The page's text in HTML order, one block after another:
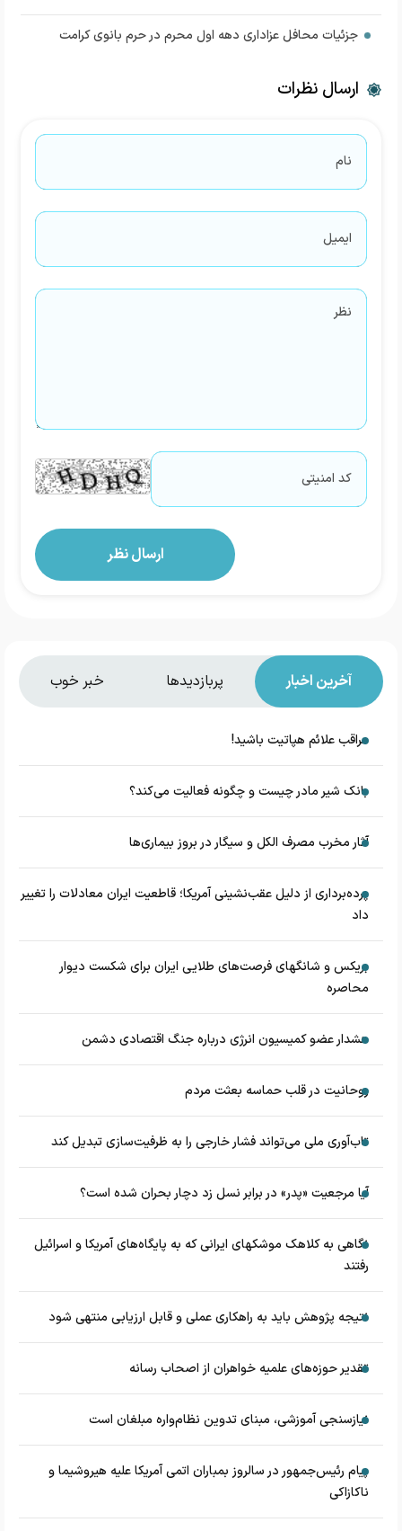
جزئیات محافل عزاداری دهه اول محرم در حرم بانوی کرامت
ارسال نظرات
آخرین اخبار پربازدیدها خبر خوب
مراقب علائم هپاتیت باشید!
بانک شیر مادر چیست و چگونه فعالیت می‌کند؟
آثار مخرب مصرف الکل و سیگار در بروز بیماری‌ها
پرده‌برداری از دلیل عقب‌نشینی آمریکا؛ قاطعیت ایران معادلات را تغییر
داد
بریکس و شانگهای فرصت‌های طلایی ایران برای شکست دیوار
محاصره
هشدار عضو کمیسیون انرژی درباره جنگ اقتصادی دشمن
روحانیت در قلب حماسه بعثت مردم
تاب‌آوری ملی می‌تواند فشار خارجی را به ظرفیت‌سازی تبدیل کند
آیا مرجعیت «پدر» در برابر نسل زد دچار بحران شده است؟
نگاهی به کلاهک‎ موشک‎های ایرانی که به پایگاه‌های آمریکا و اسرائیل
رفتند
نتیجه پژوهش باید به راهکاری عملی و قابل ارزیابی منتهی شود
تقدیر حوزه‌های علمیه خواهران از اصحاب رسانه
نیازسنجی آموزشی، مبنای تدوین نظام‌واره مبلغان است
پیام رئیس‌جمهور در سالروز بمباران اتمی آمریکا علیه هیروشیما و
ناکازاکی